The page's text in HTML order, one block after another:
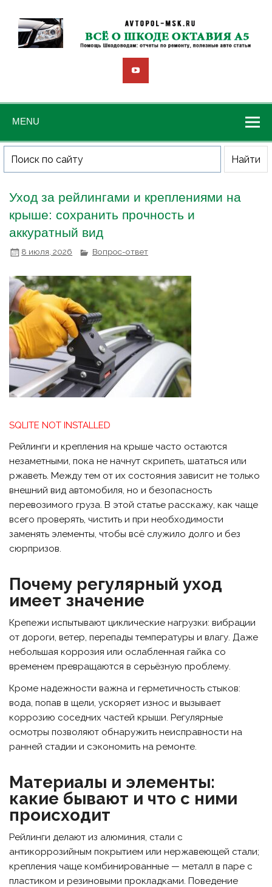
MENU
Уход за рейлингами и креплениями на
крыше: сохранить прочность и
аккуратный вид
8 июля, 2026 Вопрос-ответ
SQLITE NOT INSTALLED
Рейлинги и крепления на крыше часто остаются
незаметными, пока не начнут скрипеть, шататься или
ржаветь. Между тем от их состояния зависит не только
внешний вид автомобиля, но и безопасность
перевозимого груза. В этой статье расскажу, как чаще
всего проверять, чистить и при необходимости
заменять элементы, чтобы всё служило долго и без
сюрпризов.
Почему регулярный уход
имеет значение
Крепежи испытывают циклические нагрузки: вибрации
от дороги, ветер, перепады температуры и влагу. Даже
небольшая коррозия или ослабленная гайка со
временем превращаются в серьёзную проблему.
Кроме надежности важна и герметичность стыков:
вода, попав в щели, ускоряет износ и вызывает
коррозию соседних частей крыши. Регулярные
осмотры позволяют обнаружить неисправности на
ранней стадии и сэкономить на ремонте.
Материалы и элементы:
какие бывают и что с ними
происходит
Рейлинги делают из алюминия, стали с
антикоррозийным покрытием или нержавеющей стали;
крепления чаще комбинированные — металл в паре с
пластиком и резиновыми прокладками. Поведение